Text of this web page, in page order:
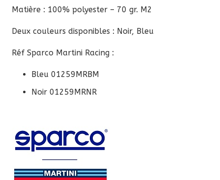
Matière : 100% polyester – 70 gr. M2
Deux couleurs disponibles : Noir, Bleu
Réf Sparco Martini Racing :
Bleu 01259MRBM
Noir 01259MRNR